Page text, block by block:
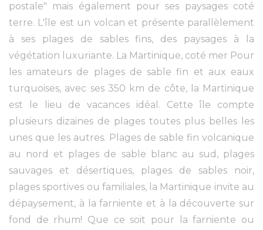
postale" mais également pour ses paysages coté
terre. L'île est un volcan et présente parallèlement
à ses plages de sables fins, des paysages à la
végétation luxuriante. La Martinique, coté mer Pour
les amateurs de plages de sable fin et aux eaux
turquoises, avec ses 350 km de côte, la Martinique
est le lieu de vacances idéal. Cette île compte
plusieurs dizaines de plages toutes plus belles les
unes que les autres. Plages de sable fin volcanique
au nord et plages de sable blanc au sud, plages
sauvages et désertiques, plages de sables noir,
plages sportives ou familiales, la Martinique invite au
dépaysement, à la farniente et à la découverte sur
fond de rhum! Que ce soit pour la farniente ou